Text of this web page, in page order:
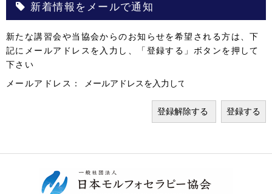
新着情報をメールで通知
新たな講習会や当協会からのお知らせを希望される方は、下
記にメールアドレスを入力し、「登録する」ボタンを押して
下さい
メールアドレス：